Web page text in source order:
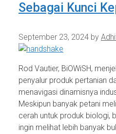
Sebagai Kunci
September 23, 2024 by
Rod Vautier, BiOWiSH,
penyalur produk pertanian
menavigasi dinamisnya
Meskipun banyak petani
cerah untuk produk biologi,
ingin melihat lebih banyak